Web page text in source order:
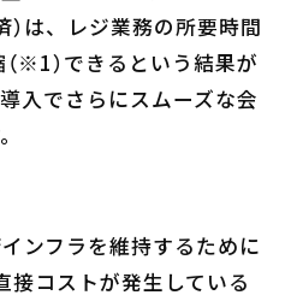
）は、レジ業務の所要時間
※1）できるという結果が
入でさらにスムーズな会
ンフラを維持するために
コストが発生している